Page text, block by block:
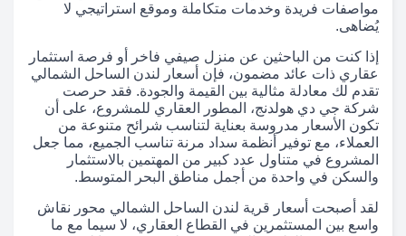
مواصفات فريدة وخدمات متكاملة وموقع استراتيجي لا
يُضاهى.
إذا كنت من الباحثين عن منزل صيفي فاخر أو فرصة استثمار
عقاري ذات عائد مضمون، فإن أسعار لندن الساحل الشمالي
تقدم لك معادلة مثالية بين القيمة والجودة. فقد حرصت
شركة جي دي هولدنج، المطور العقاري للمشروع، على أن
تكون الأسعار مدروسة بعناية لتناسب شرائح متنوعة من
العملاء، مع توفير أنظمة سداد مرنة تناسب الجميع، مما جعل
المشروع في متناول عدد كبير من المهتمين بالاستثمار
والسكن في واحدة من أجمل مناطق البحر المتوسط.
لقد أصبحت أسعار قرية لندن الساحل الشمالي محور نقاش
واسع بين المستثمرين في القطاع العقاري، لا سيما مع ما